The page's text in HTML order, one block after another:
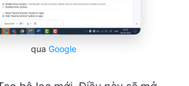
qua Google